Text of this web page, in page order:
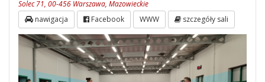
Solec 71, 00-456 Warszawa, Mazowieckie
nawigacja Facebook WWW szczegóły sali